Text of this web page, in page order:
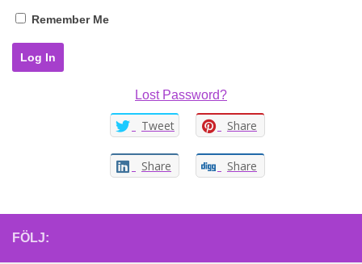
Remember Me
Lost Password?
Tweet Share
Share Share
FÖLJ: